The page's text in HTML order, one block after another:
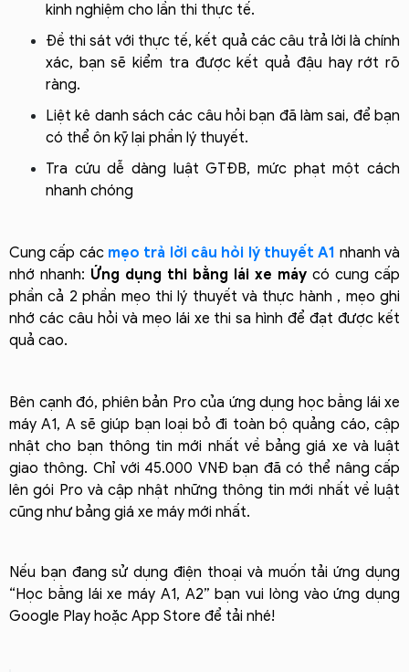
kinh nghiệm cho lần thi thực tế.
Đề thi sát với thực tế, kết quả các câu trả lời là chính
xác, bạn sẽ kiểm tra được kết quả đậu hay rớt rõ
ràng.
Liệt kê danh sách các câu hỏi bạn đã làm sai, để bạn
có thể ôn kỹ lại phần lý thuyết.
Tra cứu dễ dàng luật GTĐB, mức phạt một cách
nhanh chóng
Cung cấp các mẹo trả lời câu hỏi lý thuyết A1 nhanh và
nhớ nhanh: Ứng dụng thi bằng lái xe máy có cung cấp
phần cả 2 phần mẹo thi lý thuyết và thực hành , mẹo ghi
nhớ các câu hỏi và mẹo lái xe thi sa hình để đạt được kết
quả cao.
Bên cạnh đó, phiên bản Pro của ứng dụng học bằng lái xe
máy A1, A sẽ giúp bạn loại bỏ đi toàn bộ quảng cáo, cập
nhật cho bạn thông tin mới nhất về bảng giá xe và luật
giao thông. Chỉ với 45.000 VNĐ bạn đã có thể nâng cấp
lên gói Pro và cập nhật những thông tin mới nhất về luật
cũng như bảng giá xe máy mới nhất.
Nếu bạn đang sử dụng điện thoại và muốn tải ứng dụng
“Học bằng lái xe máy A1, A2” bạn vui lòng vào ứng dụng
Google Play hoặc App Store để tải nhé!